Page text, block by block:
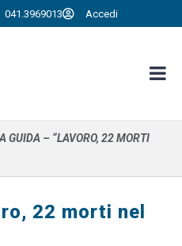
041.3969013 Accedi
GUIDA – “LAVORO, 22 MORTI
22 morti nel